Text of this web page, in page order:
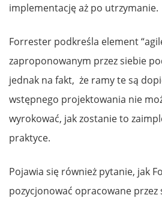
implementację aż po utrzymanie.
Forrester podkreśla element
zaproponowanym przez siebie
jednak na fakt, że ramy te są
wstępnego projektowania nie
wyrokować, jak zostanie to
praktyce.
Pojawia się również pytanie, jak
pozycjonować opracowane przez